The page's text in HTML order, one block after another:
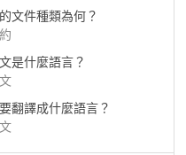
文件種類為何？
是什麼語言？
翻譯成什麼語言？